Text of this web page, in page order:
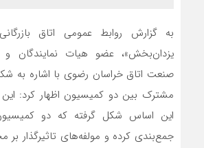
به گزارش روابط عمومی اتاق
یزدان‌بخش»، عضو هیات نمایندگان
صنعت اتاق خراسان رضوی با اشاره به
مشترک بین دو کمیسیون اظهار کرد:
این اساس شکل گرفته که دو
جمع‌بندی کرده و مولفه‌های تاثیر‌گذار